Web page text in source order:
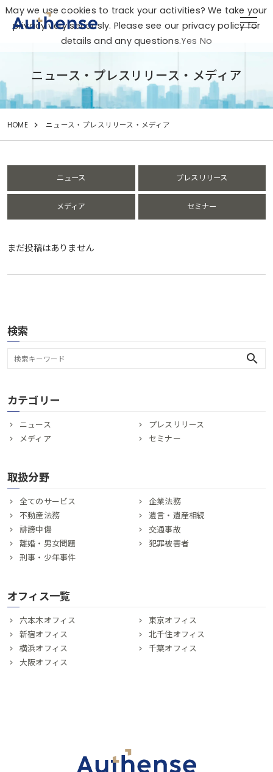
ニュース・プレスリリース・メディア
HOME ニュース・プレスリリース・メディア
ニュース プレスリリース
メディア セミナー
まだ投稿はありません
検索
search
カテゴリー
ニュース
プレスリリース
メディア
セミナー
取扱分野
全てのサービス
企業法務
不動産法務
遺言・遺産相続
誹謗中傷
交通事故
離婚・男女問題
犯罪被害者
刑事・少年事件
オフィス一覧
六本木オフィス
東京オフィス
新宿オフィス
北千住オフィス
横浜オフィス
千葉オフィス
大阪オフィス
May we use cookies to track your activities? We take your
privacy very seriously. Please see our privacy policy for
details and any questions.Yes No